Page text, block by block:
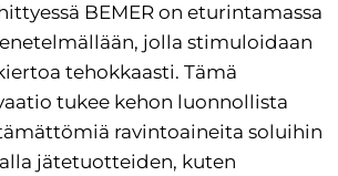
BEMER on eturintamassa
jolla stimuloidaan
tehokkaasti. Tämä
tukee kehon luonnollista
ravintoaineita soluihin
jätetuotteiden, kuten